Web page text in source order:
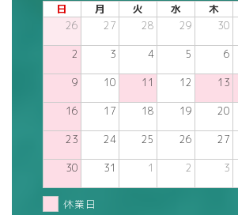
日 月 火 水 木
26 27 28 29 30
2 3 4 5 6
9 10 11 12 13
16 17 18 19 20
23 24 25 26 27
30 31 1 2 3
休業日